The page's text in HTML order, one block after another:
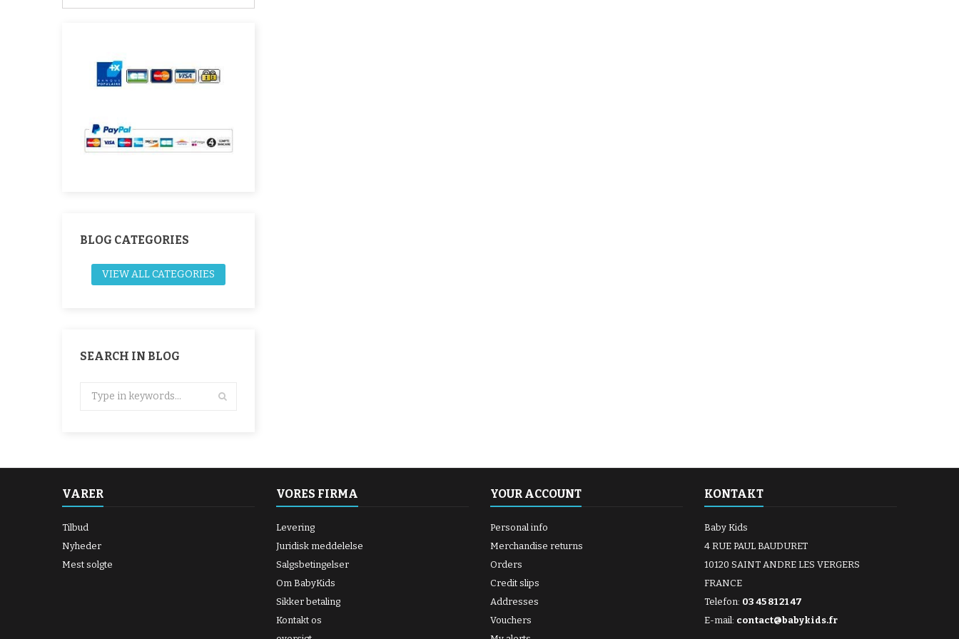
BLOG CATEGORIES
VIEW ALL CATEGORIES
SEARCH IN BLOG
VARER
Tilbud
Nyheder
Mest solgte
VORES FIRMA
Levering
Juridisk meddelelse
Salgsbetingelser
Om BabyKids
Sikker betaling
Kontakt os
YOUR ACCOUNT
Personal info
Merchandise returns
Orders
Credit slips
Addresses
Vouchers
KONTAKT
Baby Kids
4 RUE PAUL BAUDURET
10120 SAINT ANDRE LES VERGERS
FRANCE
Telefon: 03 45 81 21 47
E-mail: contact@babykids.fr